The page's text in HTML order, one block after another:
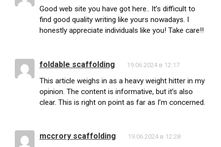
Good web site you have got here.. It’s difficult to
find good quality writing like yours nowadays. I
honestly appreciate individuals like you! Take care!!
foldable scaffolding 19.06.2024 в 12:17
This article weighs in as a heavy weight hitter in my
opinion. The content is informative, but it’s also
clear. This is right on point as far as I’m concerned.
mccrory scaffolding 19.06.2024 в 12:28